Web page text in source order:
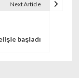
Next Article
başladı